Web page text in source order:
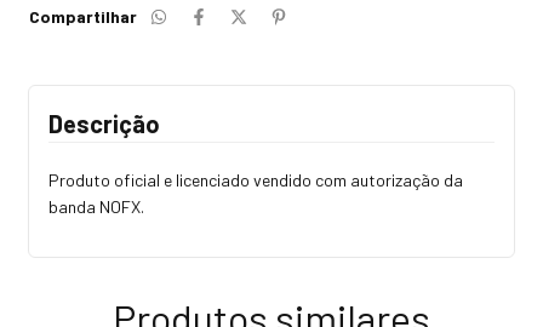
Compartilhar
Descrição
Produto oficial e licenciado vendido com autorização da
banda NOFX.
Produtos similares